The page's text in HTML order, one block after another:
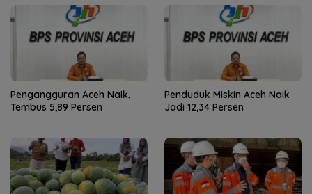
Pengangguran Aceh Naik,
Tembus 5,89 Persen
Penduduk Miskin Aceh Naik
Jadi 12,34 Persen